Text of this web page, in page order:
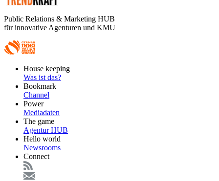
Public Relations & Marketing HUB
für innovative Agenturen und KMU
FooterHouse keeping
Was ist das?
Bookmark
Channel
Power
Mediadaten
The game
Agentur HUB
Hello world
Newsrooms
Connect